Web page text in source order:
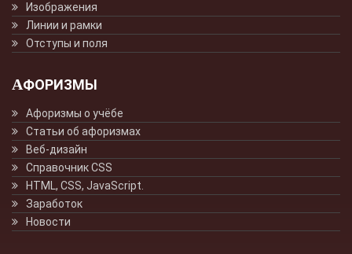
Изображения
Линии и рамки
Отступы и поля
АФОРИЗМЫ
Афоризмы о учёбе
Статьи об афоризмах
Веб-дизайн
Справочник CSS
HTML, CSS, JavaScript.
Заработок
Новости